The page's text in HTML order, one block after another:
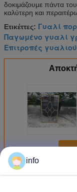
δοκιμάζουμε πάντα
καλύτερη και
Ετικέττες: Γυαλί
Παγωμένο γυαλί
Επιτροπές
Περισσότεροι
info